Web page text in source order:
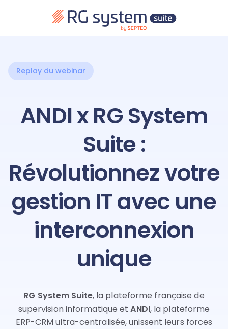
Replay du webinar
ANDI x RG System
Suite :
Révolutionnez votre
gestion IT avec une
interconnexion
unique
RG System Suite, la plateforme française de
supervision informatique et ANDI, la plateforme
ERP-CRM ultra-centralisée, unissent leurs forces